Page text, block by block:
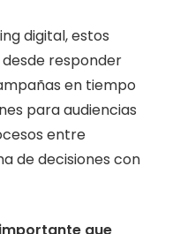
digital, estos
responder
en tiempo
para audiencias
entre
de decisiones con